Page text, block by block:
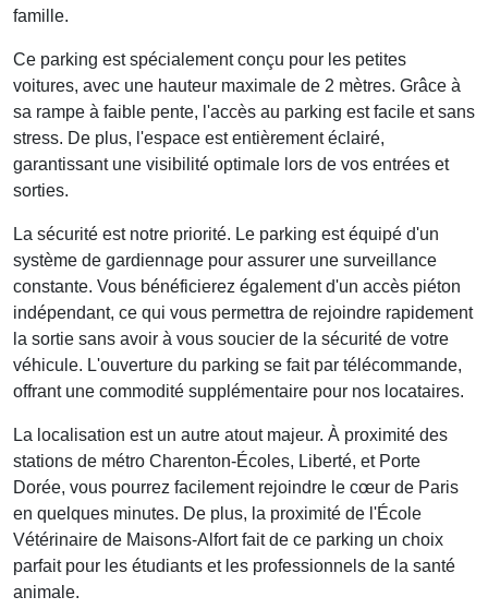
famille.
Ce parking est spécialement conçu pour les petites
voitures, avec une hauteur maximale de 2 mètres. Grâce à
sa rampe à faible pente, l'accès au parking est facile et sans
stress. De plus, l'espace est entièrement éclairé,
garantissant une visibilité optimale lors de vos entrées et
sorties.
La sécurité est notre priorité. Le parking est équipé d'un
système de gardiennage pour assurer une surveillance
constante. Vous bénéficierez également d'un accès piéton
indépendant, ce qui vous permettra de rejoindre rapidement
la sortie sans avoir à vous soucier de la sécurité de votre
véhicule. L'ouverture du parking se fait par télécommande,
offrant une commodité supplémentaire pour nos locataires.
La localisation est un autre atout majeur. À proximité des
stations de métro Charenton-Écoles, Liberté, et Porte
Dorée, vous pourrez facilement rejoindre le cœur de Paris
en quelques minutes. De plus, la proximité de l'École
Vétérinaire de Maisons-Alfortfait de ce parking un choix
parfait pour les étudiants et les professionnels de la santé
animale.